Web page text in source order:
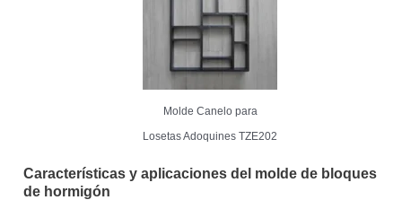
Molde Canelo para
Losetas Adoquines TZE202
Características y aplicaciones del molde de bloques
de hormigón